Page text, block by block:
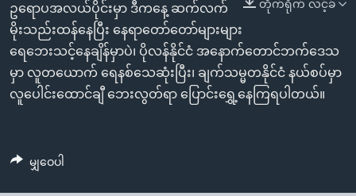
စာမျက်နှာ
သို့
ကျော်
ကြည့်
ရန်
နေရာ
ဗွီအိုအေ လူမှုကွန်ယက်များ
တိုက်ရိုက် လင့်ခ်
ဥရောပအလယ်ပိုင်းမှာ ဒီကနေ့ ဆက်လက်
မိုးသည်းထန်နေပြီး နေရာတော်တော်များများ
ရေဘေးသင့်နေချိန်မှာပဲ၊ ပိုလန်နိုင်ငံ အနောက်တောင်ဘက်ဒေသ
မှာ လူတယောက် ရေနစ်သေဆုံးပြီး၊ ချက်သမ္မတနိုင်ငံ နယ်စပ်မှာ
လူပေါင်းထောင်ချီ ဘေးလွတ်ရာ ပြောင်းရွှေ့နေကြရပါတယ်။
မျှဝေပါ